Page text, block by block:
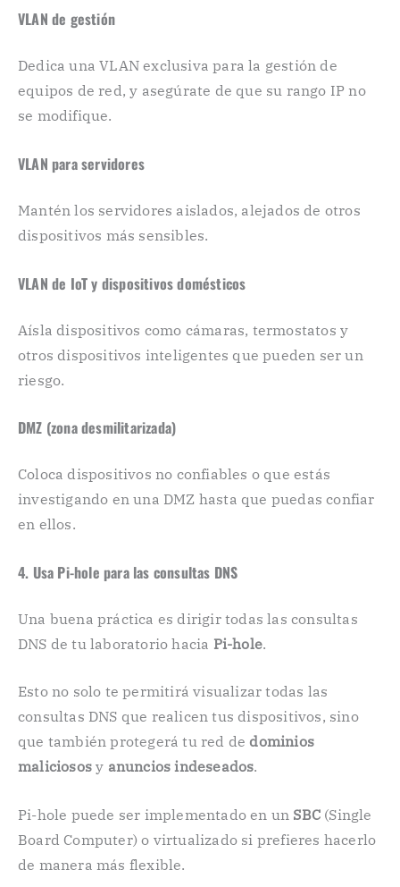
VLAN de gestión
Dedica una VLAN exclusiva para la gestión de
equipos de red, y asegúrate de que su rango IP no
se modifique.
VLAN para servidores
Mantén los servidores aislados, alejados de otros
dispositivos más sensibles.
VLAN de IoT y dispositivos domésticos
Aísla dispositivos como cámaras, termostatos y
otros dispositivos inteligentes que pueden ser un
riesgo.
DMZ (zona desmilitarizada)
Coloca dispositivos no confiables o que estás
investigando en una DMZ hasta que puedas confiar
en ellos.
4. Usa Pi-hole para las consultas DNS
Una buena práctica es dirigir todas las consultas
DNS de tu laboratorio hacia Pi-hole.
Esto no solo te permitirá visualizar todas las
consultas DNS que realicen tus dispositivos, sino
que también protegerá tu red de dominios
maliciosos y anuncios indeseados.
Pi-hole puede ser implementado en un SBC (Single
Board Computer) o virtualizado si prefieres hacerlo
de manera más flexible.